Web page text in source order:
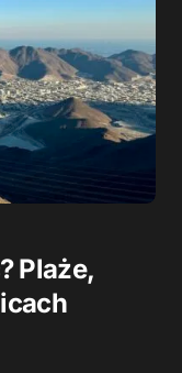
Plaże,